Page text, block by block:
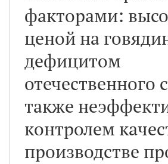
факторами:
ценой на
дефицитом
отечественного
также
контролем
производстве